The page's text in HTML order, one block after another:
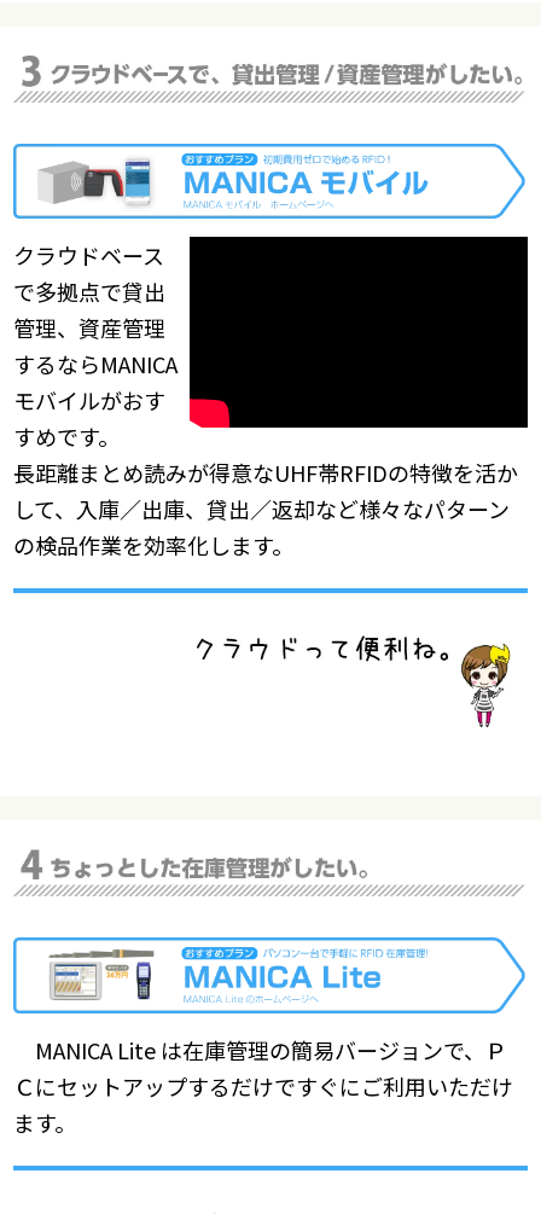
クラウドベース
で多拠点で貸出
管理、資産管理
するならMANICA
モバイルがおす
すめです。
長距離まとめ読みが得意なUHF帯RFIDの特徴を活か
して、入庫／出庫、貸出／返却など様々なパターン
の検品作業を効率化します。
MANICA Lite は在庫管理の簡易バージョンで、Ｐ
Ｃにセットアップするだけですぐにご利用いただけ
ます。